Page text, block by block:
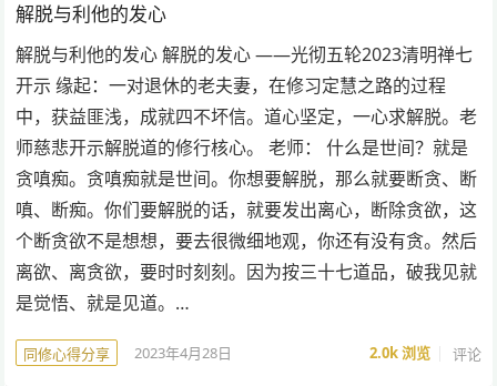
解脱与利他的发心
解脱与利他的发心 解脱的发心 ——光彻五轮2023清明禅七
开示 缘起：一对退休的老夫妻，在修习定慧之路的过程
中，获益匪浅，成就四不坏信。道心坚定，一心求解脱。老
师慈悲开示解脱道的修行核心。 老师： 什么是世间？就是
贪嗔痴。贪嗔痴就是世间。你想要解脱，那么就要断贪、断
嗔、断痴。你们要解脱的话，就要发出离心，断除贪欲，这
个断贪欲不是想想，要去很微细地观，你还有没有贪。然后
离欲、离贪欲，要时时刻刻。因为按三十七道品，破我见就
是觉悟、就是见道。…
同修心得分享 2023年4月28日 2.0k浏览 评论